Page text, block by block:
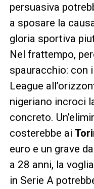
persuasiva
a sposare la
gloria sportiva
Nel frattempo,
spauracchio: con
League
nigeriano incroci
concreto.
costerebbe ai
euro e un grave
a 28 anni, la
in Serie A